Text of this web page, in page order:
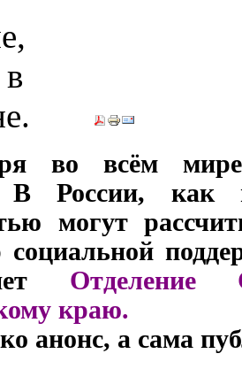
во всём мире
В России, как
могут
краю.
анонс, а сама